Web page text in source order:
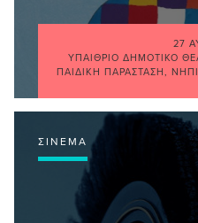
27
ΥΠΑΊΘΡΙΟ ΔΗΜΟΤΙΚΌ
ΠΑΙΔΙΚΉ ΠΑΡΆΣΤΑΣΗ
ΣΙΝΕΜΆ